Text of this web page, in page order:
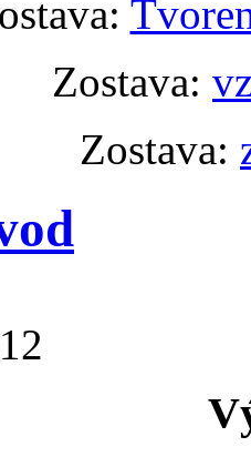
Zostava:
Zostava: